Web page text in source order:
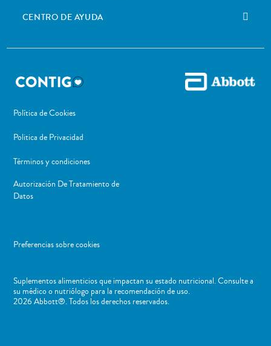
CENTRO DE AYUDA
Política de Cookies
Politica de Privacidad
Términos y condiciones
Autorización De Tratamiento de
Datos
Preferencias sobre cookies
Suplementos alimenticios que impactan su estado nutricional. Consulte a
su médico o nutriólogo para la recomendación de uso. ​
2026 Abbott®. Todos los derechos reservados.